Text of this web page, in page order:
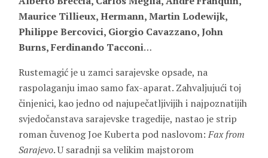
Maurice Tillieux, Hermann, Martin Lodewijk,
Philippe Bercovici, Giorgio Cavazzano, John
Burns, Ferdinando Tacconi…
Rustemagić je u zamci sarajevske opsade, na
raspolaganju imao samo fax-aparat. Zahvaljujući toj
činjenici, kao jedno od najupečatljivijih i najpoznatijih
svjedočanstava sarajevske tragedije, nastao je strip
roman čuvenog Joe Kuberta pod naslovom:Fax from
Sarajevo. U saradnji sa velikim majstorom